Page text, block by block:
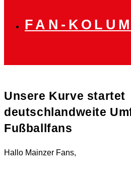
FAN-
Unsere Kurve startet
deutschlandweite
Fußballfans
Hallo Mainzer Fans,